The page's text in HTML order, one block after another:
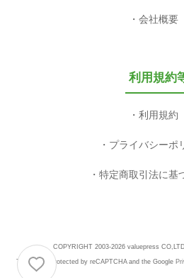
会社概要
利用規約
利用規約
プライバシーポ
特定商取引法に基
COPYRIGHT 2003-2026 valuepress
This site is protected by reCAPTCHA and the Google